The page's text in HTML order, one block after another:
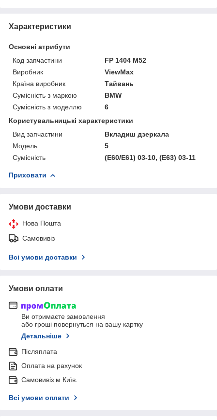
Характеристики
Основні атрибути
Код запчастини
FP 1404 M52
Виробник
ViewMax
Країна виробник
Тайвань
Сумісність з маркою
BMW
Сумісність з моделлю
6
Користувальницькі характеристики
Вид запчастини
Вкладиш дзеркала
Мoдель
5
Сумісність
(E60/E61) 03-10, (E63) 03-11
Приховати
Умови доставки
Нова Пошта
Самовивіз
Всі умови доставки
Умови оплати
Ви отримаєте замовлення
або гроші повернуться на вашу картку
Детальніше
Післяплата
Оплата на рахунок
Самовивіз м Київ.
Всі умови оплати